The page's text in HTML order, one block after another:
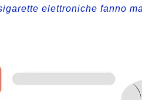
elettroniche fanno